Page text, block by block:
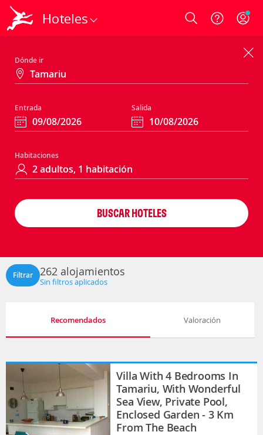
Hoteles Login
Dónde ir
Entrada Salida
Habitaciones
BUSCAR HOTELES
Filtrar 262 alojamientos
Sin filtros aplicados
Recomendados Valoración
Villa With 4 Bedrooms In
Tamariu, With Wonderful
Sea View, Private Pool,
Enclosed Garden - 3 Km
From The Beach